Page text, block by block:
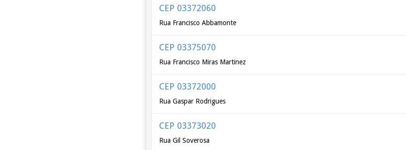
CEP 03372060
Rua Francisco Abbamonte
CEP 03375070
Rua Francisco Miras Martinez
CEP 03372000
Rua Gaspar Rodrigues
CEP 03373020
Rua Gil Soverosa